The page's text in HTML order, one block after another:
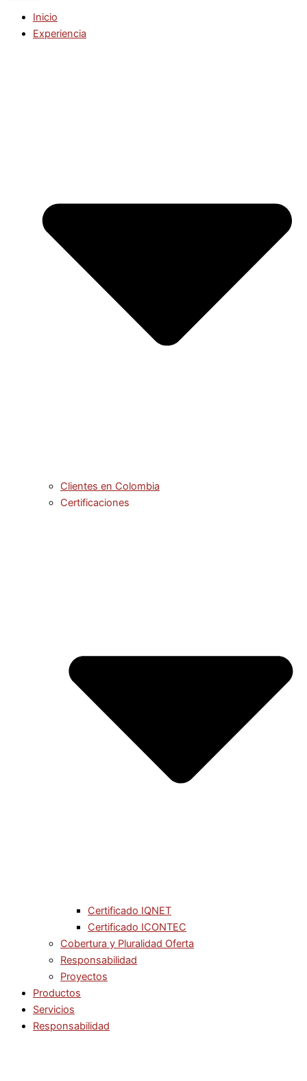
Inicio
Experiencia
Clientes en Colombia
Certificaciones
Certificado IQNET
Certificado ICONTEC
Cobertura y Pluralidad Oferta
Responsabilidad
Proyectos
Productos
Servicios
Responsabilidad